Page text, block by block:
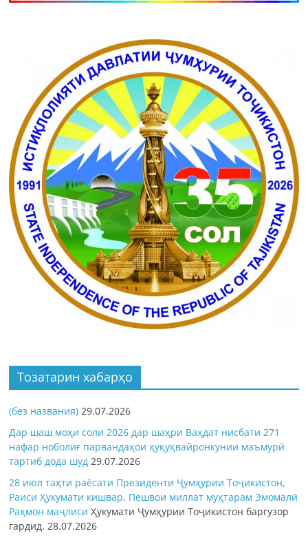
Тозатарин хабарҳо
(без названия) 29.07.2026
Дар шаш моҳи соли 2026 дар шаҳри Ваҳдат нисбати 271
нафар ноболиғ парвандаҳои ҳуқуқвайронкунии маъмурӣ
тартиб дода шуд 29.07.2026
28 июл таҳти раёсати Президенти Ҷумҳурии Тоҷикистон,
Раиси Ҳукумати кишвар, Пешвои миллат муҳтарам Эмомалӣ
Раҳмон маҷлисиҲукумати Ҷумҳурии Тоҷикистон баргузор
гардид.28.07.2026